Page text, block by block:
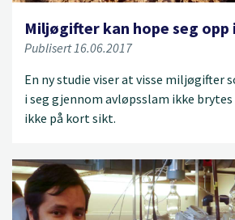
Miljøgifter kan hope seg
Publisert 16.06.2017
En ny studie viser at visse miljøgifter
i seg gjennom avløpsslam ikke
ikke på kort sikt.